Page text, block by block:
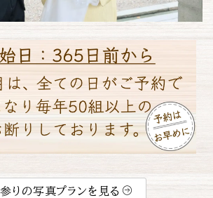
りの写真プランを見る